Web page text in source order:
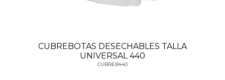
CUBREBOTAS DESECHABLES TALLA
UNIVERSAL 440
CUBREB440